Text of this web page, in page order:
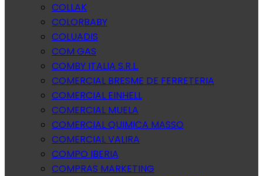
COLLAK
COLORBABY
COLUADIS
COM GAS
COMBY ITALIA S.R.L.
COMERCIAL BRESME DE FERRETERIA
COMERCIAL EINHELL
COMERCIAL MUELA
COMERCIAL QUIMICA MASSO
COMERCIAL VALIRA
COMPO IBERIA
COMPRAS MARKETING